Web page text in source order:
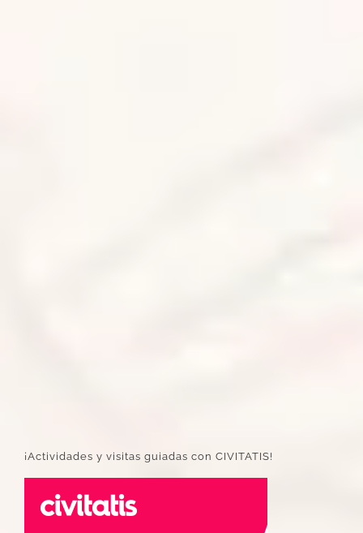
¡Actividades y visitas guiadas con CIVITATIS!